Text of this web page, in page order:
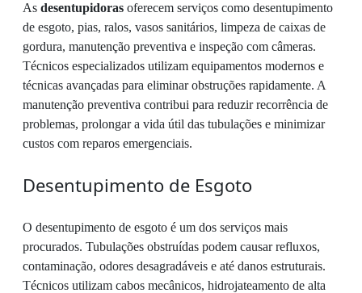
As desentupidoras oferecem serviços como desentupimento
de esgoto, pias, ralos, vasos sanitários, limpeza de caixas de
gordura, manutenção preventiva e inspeção com câmeras.
Técnicos especializados utilizam equipamentos modernos e
técnicas avançadas para eliminar obstruções rapidamente. A
manutenção preventiva contribui para reduzir recorrência de
problemas, prolongar a vida útil das tubulações e minimizar
custos com reparos emergenciais.
Desentupimento de Esgoto
O desentupimento de esgoto é um dos serviços mais
procurados. Tubulações obstruídas podem causar refluxos,
contaminação, odores desagradáveis e até danos estruturais.
Técnicos utilizam cabos mecânicos, hidrojateamento de alta